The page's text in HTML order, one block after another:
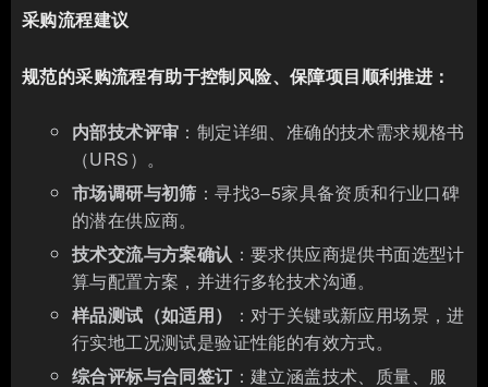
采购流程建议
规范的采购流程有助于控制风险、保障项目顺利推进：
内部技术评审 ：制定详细、准确的技术需求规格书
（URS）。
市场调研与初筛 ：寻找3–5家具备资质和行业口碑
的潜在供应商。
技术交流与方案确认 ：要求供应商提供书面选型计
算与配置方案，并进行多轮技术沟通。
样品测试（如适用）
：对于关键或新应用场景，进
行实地工况测试是验证性能的有效方式。
综合评标与合同签订：建立涵盖技术、质量、服